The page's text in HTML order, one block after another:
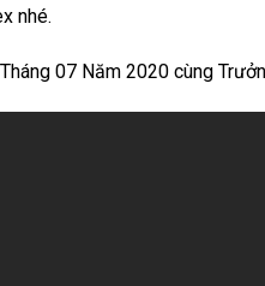
nhé.
07 Năm 2020 cùng